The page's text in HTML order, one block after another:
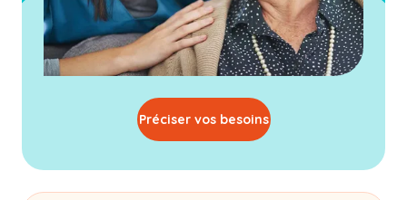
Préciser vos besoins